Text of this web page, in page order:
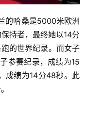
持者，最终她以14分
的世界纪录。而女子
参赛纪录，成绩为15
成绩为14分48秒。此